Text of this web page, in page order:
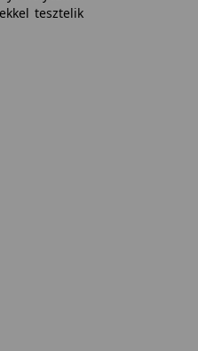
tesztelik